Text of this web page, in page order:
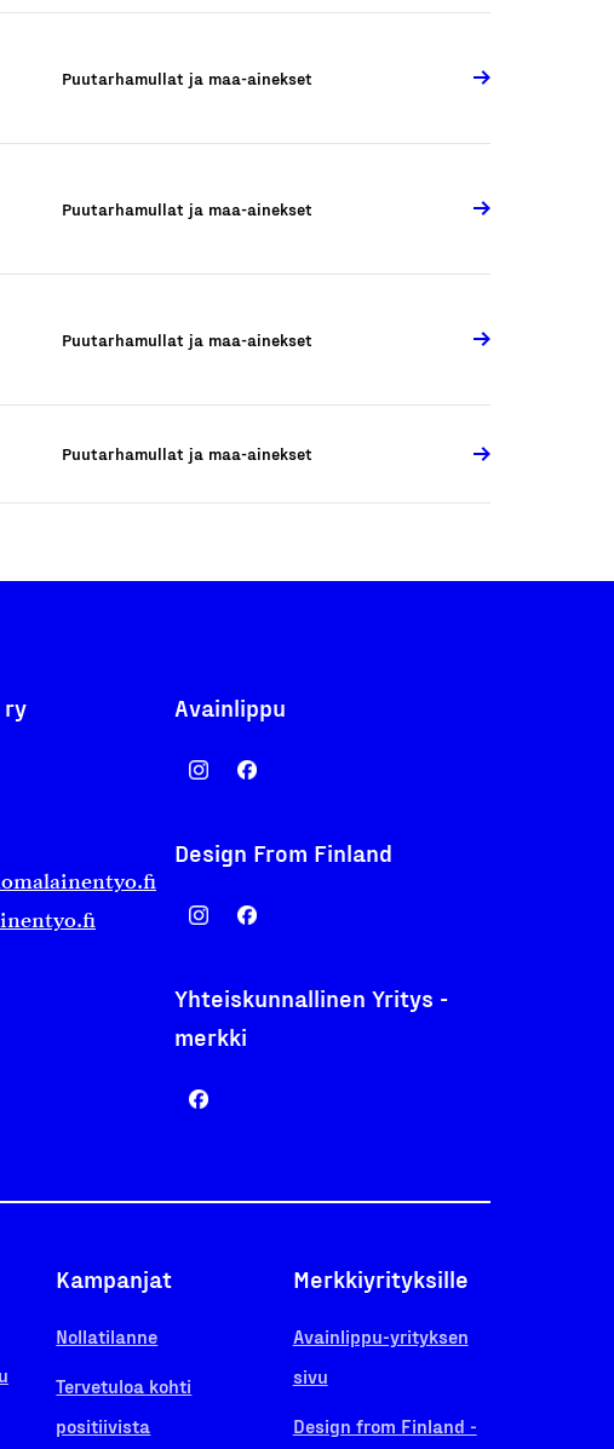
Puutarhamullat ja maa-ainekset
Puutarhamullat ja maa-ainekset
Puutarhamullat ja maa-ainekset
Puutarhamullat ja maa-ainekset
ry Avainlippu
Design From Finland
Yhteiskunnallinen Yritys -
merkki
Kampanjat
Nollatilanne
Tervetuloa kohti
positiivista
Merkkiyrityksille
Avainlippu-yrityksen
sivu
Design from Finland -